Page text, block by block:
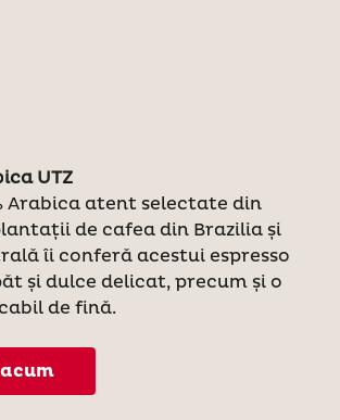
UTZ
Arabica atent selectate din
de cafea din Brazilia și
îi conferă acestui espresso
și dulce delicat, precum și o
de fină.